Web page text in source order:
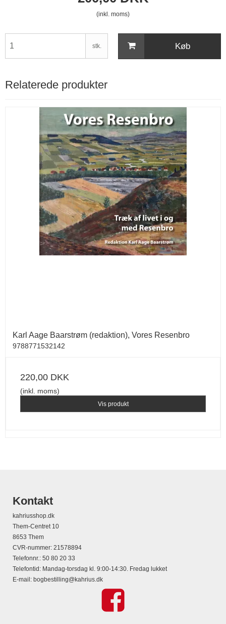
(inkl. moms)
stk. Køb
Relaterede produkter
Karl Aage Baarstrøm (redaktion), Vores Resenbro
9788771532142
220,00 DKK
(inkl. moms)
Vis produkt
Kontakt
kahriusshop.dk
Them-Centret 10
8653 Them
CVR-nummer: 21578894
Telefonnr. : 50 80 20 33
Telefontid: Mandag-torsdag kl. 9:00-14:30. Fredag lukket
E-mail: bogbestilling@kahrius.dk